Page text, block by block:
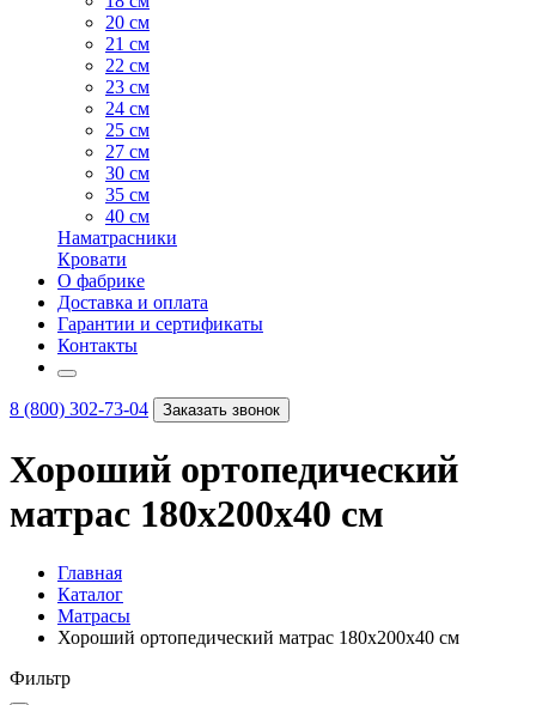
20 см
21 см
22 см
23 см
24 см
25 см
27 см
30 см
35 см
40 см
Наматрасники
Кровати
О фабрике
Доставка и оплата
Гарантии и сертификаты
Контакты
8 (800) 302-73-04 Заказать звонок
Хороший ортопедический
матрас 180х200х40 см
Главная
Каталог
Матрасы
Хороший ортопедический матрас 180х200х40 см
Фильтр